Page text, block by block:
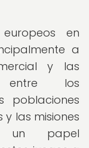
en
a
y las
entre los
poblaciones
las misiones
un papel